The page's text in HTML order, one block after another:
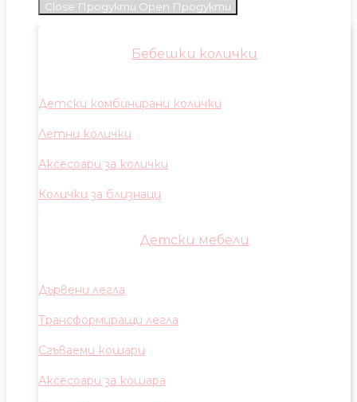
Close Продукти Open Продукти
Бебешки колички
Детски комбинирани колички
Летни колички
Аксесоари за колички
Колички за близнаци
Детски мебели
Дървени легла
Трансформиращи легла
Сгъваеми кошари
Аксесоари за кошара